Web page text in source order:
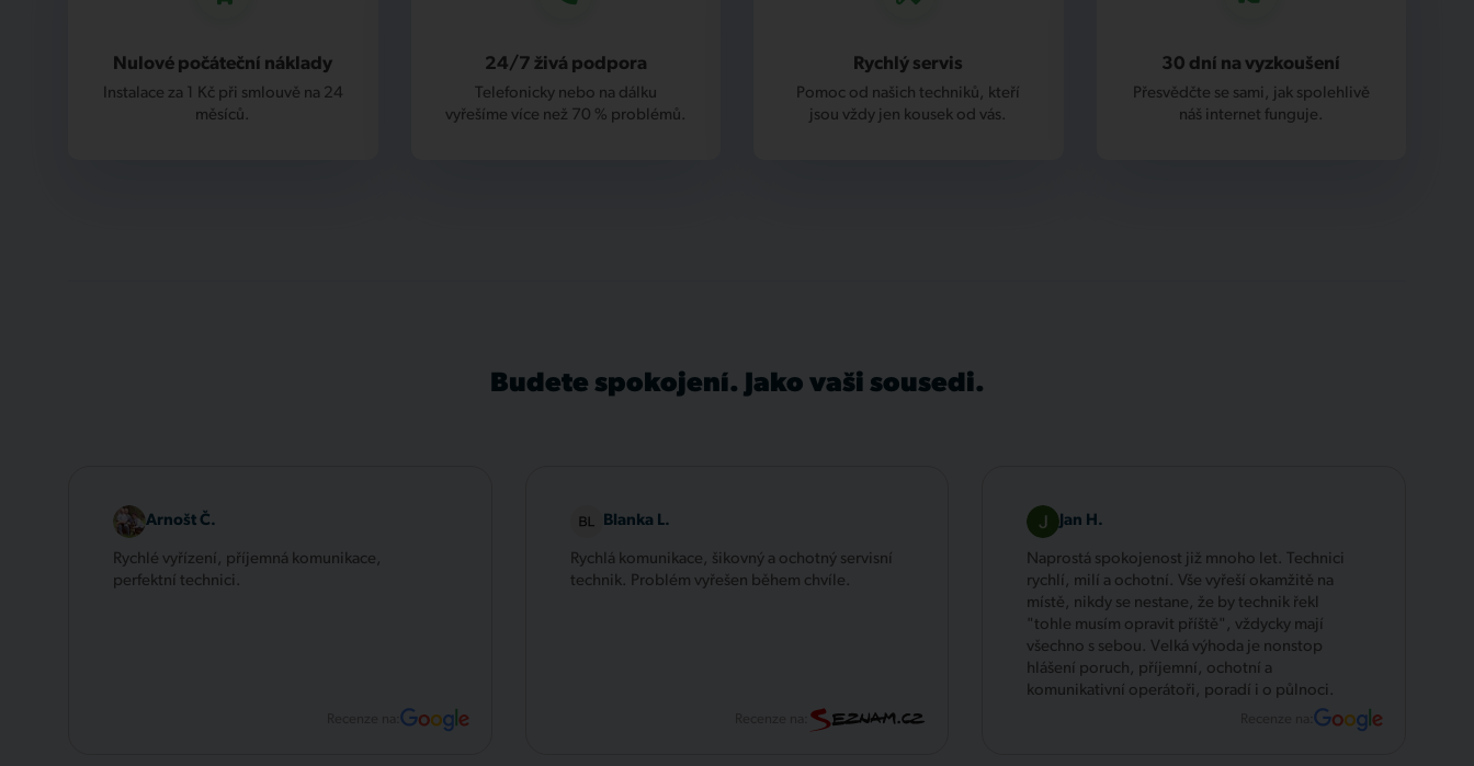
Nulové počáteční náklady
Instalace za 1 Kč při smlouvě na 24
měsíců.
24/7 živá podpora
Telefonicky nebo na dálku
vyřešíme více než 70 % problémů.
Rychlý servis
Pomoc od našich techniků, kteří
jsou vždy jen kousek od vás.
30 dní na vyzkoušení
Přesvědčte se sami, jak spolehlivě
náš internet funguje.
Budete spokojení. Jako vaši sousedi.
Arnošt Č.
Rychlé vyřízení, příjemná komunikace,
perfektní technici.
Blanka L.
Rychlá komunikace, šikovný a ochotný servisní
technik. Problém vyřešen během chvíle.
Jan H.
Naprostá spokojenost již mnoho let. Technici
rychlí, milí a ochotní. Vše vyřeší okamžitě na
místě, nikdy se nestane, že by technik řekl
"tohle musím opravit příště", vždycky mají
všechno s sebou. Velká výhoda je nonstop
hlášení poruch, příjemní, ochotní a
komunikativní operátoři, poradí i o půlnoci.
Recenze na: